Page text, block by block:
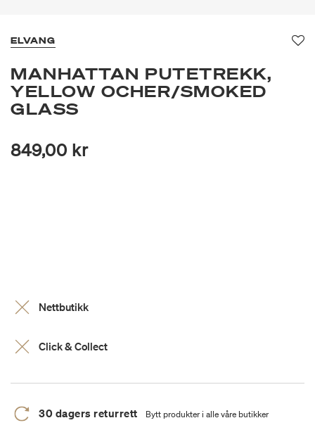
ELVANG
MANHATTAN PUTETREKK,
YELLOW OCHER/SMOKED
GLASS
849,00 kr
Nettbutikk
Click & Collect
30 dagers returrett Bytt produkter i alle våre butikker